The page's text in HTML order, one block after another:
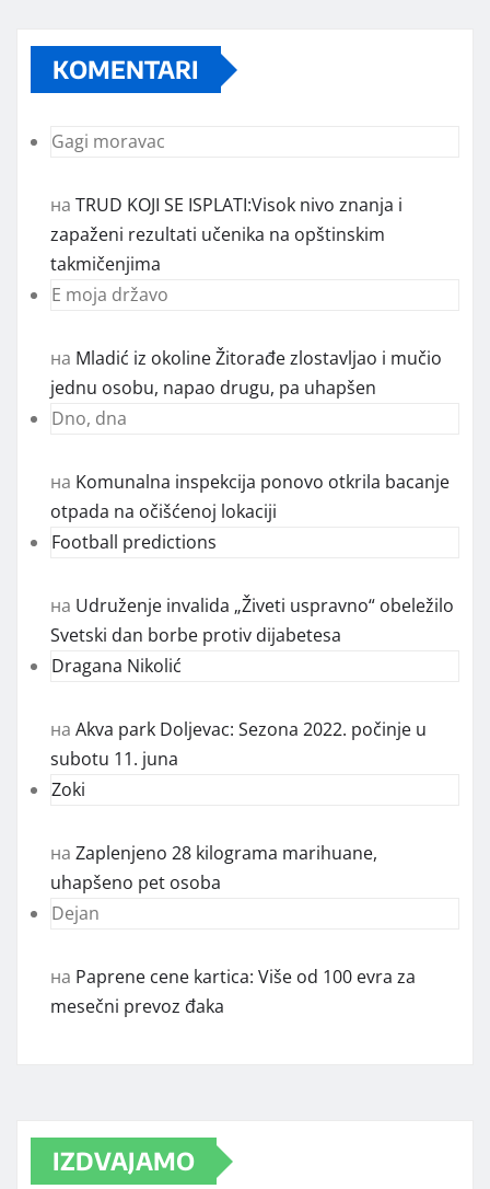
KOMENTARI
Gagi moravac
на TRUD KOJI SE ISPLATI:Visok nivo znanja i
zapaženi rezultati učenika na opštinskim
takmičenjima
E moja državo
на Mladić iz okoline Žitorađe zlostavljao i mučio
jednu osobu, napao drugu, pa uhapšen
Dno, dna
на Komunalna inspekcija ponovo otkrila bacanje
otpada na očišćenoj lokaciji
Football predictions
на Udruženje invalida „Živeti uspravno“ obeležilo
Svetski dan borbe protiv dijabetesa
Dragana Nikolić
на Akva park Doljevac: Sezona 2022. počinje u
subotu 11. juna
Zoki
на Zaplenjeno 28 kilograma marihuane,
uhapšeno pet osoba
Dejan
на Paprene cene kartica: Više od 100 evra za
mesečni prevoz đaka
IZDVAJAMO